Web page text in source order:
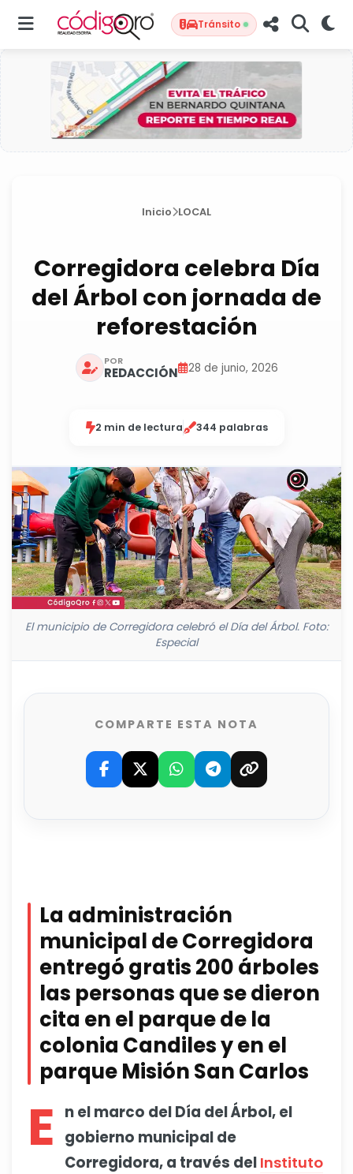
Tránsito
Inicio LOCAL
Corregidora celebra Día
del Árbol con jornada de
reforestación
POR
REDACCIÓN 28 de junio, 2026
2 min de lectura 344 palabras
El municipio de Corregidora celebró el Día del Árbol. Foto:
Especial
COMPARTE ESTA NOTA
La administración
municipal de Corregidora
entregó gratis 200 árboles
las personas que se dieron
cita en el parque de la
colonia Candiles y en el
parque Misión San Carlos
E
n el marco del Día del Árbol, el
gobierno municipal de
Corregidora, a través del Instituto